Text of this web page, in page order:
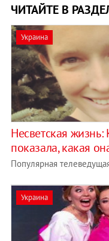
ЧИТАЙТЕ В
Украина
Несветская
показала, какая
Популярная
Украина